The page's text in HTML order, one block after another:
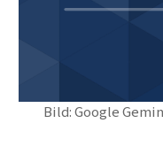
Bild: Google